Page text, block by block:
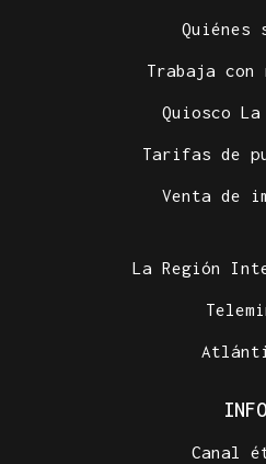
Quiénes
Trabaja con
Quiosco La
Tarifas de
Venta de
La Región
INFO
Canal